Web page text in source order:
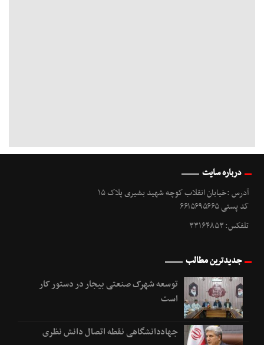
درباره سایت
آدرس :خیابان انقلاب کوچه شهید بشیری پلاک ۱۵
کد پستی ۶۶۱۵۶۹۵۶۶۵
تلفکس: ۳۳۱۶۴۸۵۳
جدیدترین مطالب
توسعه شهرک صنعتی بیجار در دستور کار
است
جهاددانشگاهی نقطه اتصال دانش نظری